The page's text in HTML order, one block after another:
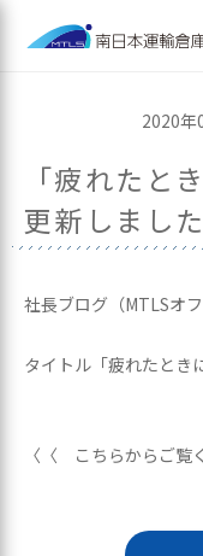
2020年
「疲れたと
更新しまし
社長ブログ（MTLSオ
タイトル「疲れたとき
〈〈 こちらからご覧